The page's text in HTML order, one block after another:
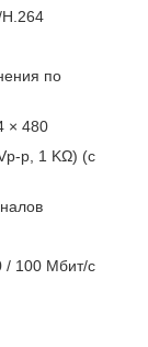
по
× 480
p, 1 KΩ) (с
/ 100 Мбит/с